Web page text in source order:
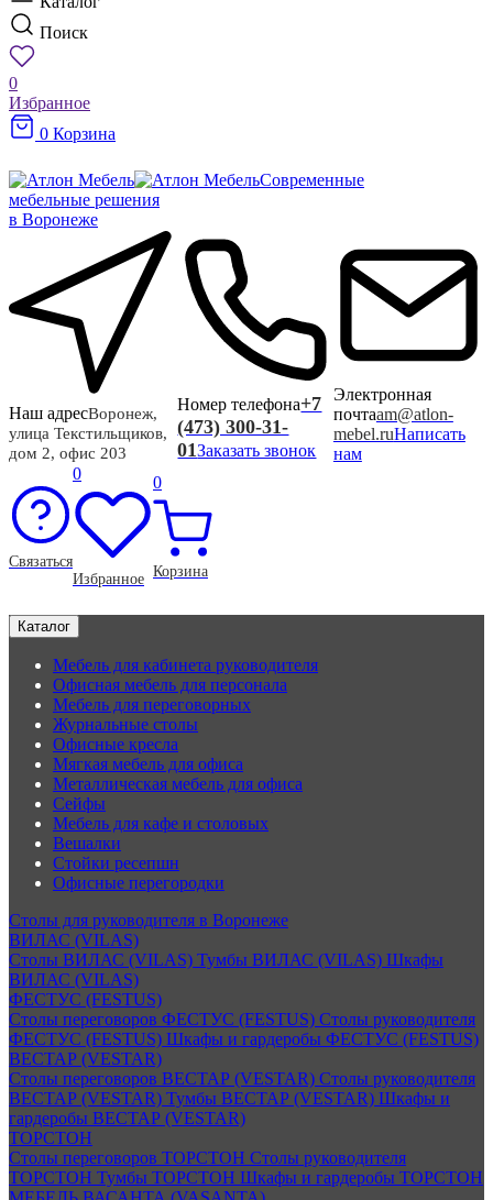
Поиск
0
Избранное
0 Корзина
Современные
мебельные решения
в Воронеже
Наш адресВоронеж,
улица Текстильщиков,
дом 2, офис 203
Номер телефона+7
(473) 300-31-
01Заказать звонок
Электронная
почтаam@atlon-
mebel.ruНаписать
нам
Связаться
0
Избранное
0
Корзина
Каталог
Мебель для кабинета руководителя
Офисная мебель для персонала
Мебель для переговорных
Журнальные столы
Офисные кресла
Мягкая мебель для офиса
Металлическая мебель для офиса
Сейфы
Мебель для кафе и столовых
Вешалки
Стойки ресепшн
Офисные перегородки
Столы для руководителя в Воронеже
ВИЛАС (VILAS)
Столы ВИЛАС (VILAS) Тумбы ВИЛАС (VILAS) Шкафы
ВИЛАС (VILAS)
ФЕСТУС (FESTUS)
Столы переговоров ФЕСТУС (FESTUS) Столы руководителя
ФЕСТУС (FESTUS) Шкафы и гардеробы ФЕСТУС (FESTUS)
ВЕСТАР (VESTAR)
Столы переговоров ВЕСТАР (VESTAR) Столы руководителя
ВЕСТАР (VESTAR) Тумбы ВЕСТАР (VESTAR) Шкафы и
гардеробы ВЕСТАР (VESTAR)
ТОРСТОН
Столы переговоров ТОРСТОН Столы руководителя
ТОРСТОН Тумбы ТОРСТОН Шкафы и гардеробы ТОРСТОН